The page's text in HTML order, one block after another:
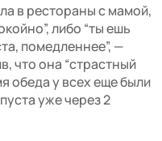
в рестораны с мамой,
либо “ты ешь
помедленнее”, —
что она “страстный
обеда у всех еще были
уже через 2